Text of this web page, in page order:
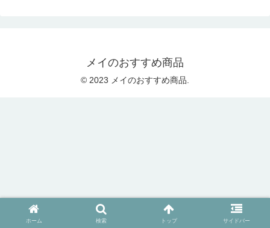
メイのおすすめ商品
© 2023 メイのおすすめ商品.
ホーム 検索 トップ サイドバー